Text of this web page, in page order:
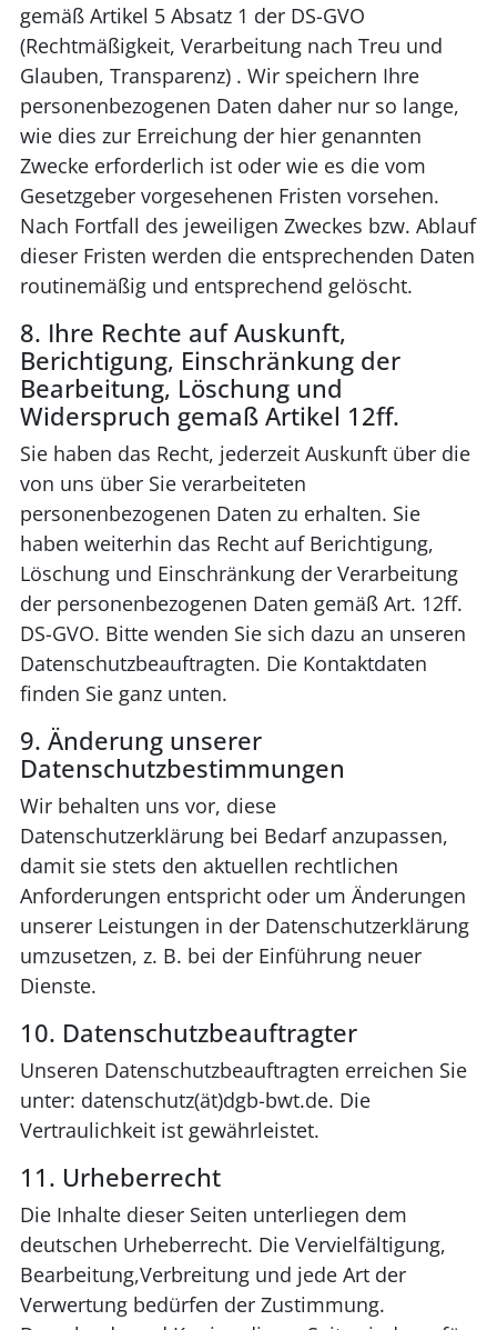
gemäß Artikel 5 Absatz 1 der DS-GVO
(Rechtmäßigkeit, Verarbeitung nach Treu und
Glauben, Transparenz) . Wir speichern Ihre
personenbezogenen Daten daher nur so lange,
wie dies zur Erreichung der hier genannten
Zwecke erforderlich ist oder wie es die vom
Gesetzgeber vorgesehenen Fristen vorsehen.
Nach Fortfall des jeweiligen Zweckes bzw. Ablauf
dieser Fristen werden die entsprechenden Daten
routinemäßig und entsprechend gelöscht.
8. Ihre Rechte auf Auskunft,
Berichtigung, Einschränkung der
Bearbeitung, Löschung und
Widerspruch gemaß Artikel 12ff.
Sie haben das Recht, jederzeit Auskunft über die
von uns über Sie verarbeiteten
personenbezogenen Daten zu erhalten. Sie
haben weiterhin das Recht auf Berichtigung,
Löschung und Einschränkung der Verarbeitung
der personenbezogenen Daten gemäß Art. 12ff.
DS-GVO. Bitte wenden Sie sich dazu an unseren
Datenschutzbeauftragten. Die Kontaktdaten
finden Sie ganz unten.
9. Änderung unserer
Datenschutzbestimmungen
Wir behalten uns vor, diese
Datenschutzerklärung bei Bedarf anzupassen,
damit sie stets den aktuellen rechtlichen
Anforderungen entspricht oder um Änderungen
unserer Leistungen in der Datenschutzerklärung
umzusetzen, z. B. bei der Einführung neuer
Dienste.
10. Datenschutzbeauftragter
Unseren Datenschutzbeauftragten erreichen Sie
unter: datenschutz(ät)dgb-bwt.de. Die
Vertraulichkeit ist gewährleistet.
11. Urheberrecht
Die Inhalte dieser Seiten unterliegen dem
deutschen Urheberrecht. Die Vervielfältigung,
Bearbeitung,Verbreitung und jede Art der
Verwertung bedürfen der Zustimmung.